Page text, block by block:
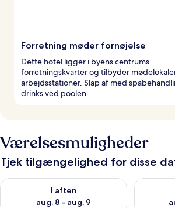
Forretning møder fornøjelse
Dette hotel ligger i byens centrums
forretningskvarter og tilbyder
arbejdsstationer. Slap af med
drinks ved poolen.
Værelsesmuligheder
Tjek tilgængelighed for disse
I aften
aug. 8 - aug. 9
Tjek tilgængelighed for i aften aug. 8 -
Tjek